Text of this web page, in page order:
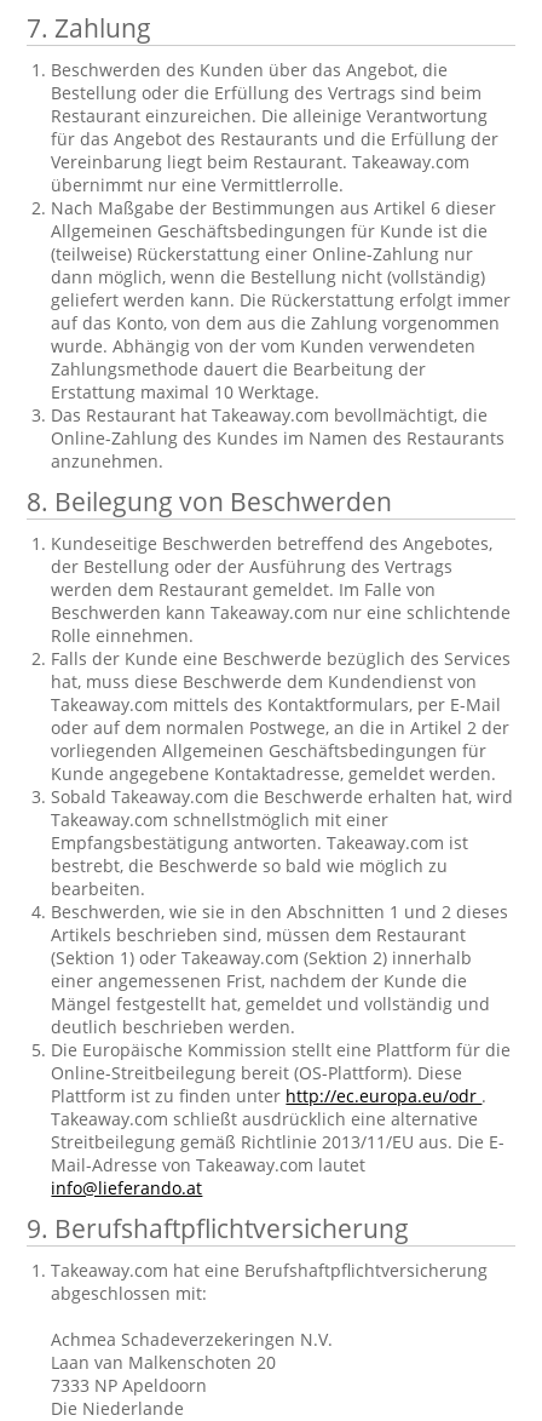
7. Zahlung
Beschwerden des Kunden über das Angebot, die
Bestellung oder die Erfüllung des Vertrags sind beim
Restaurant einzureichen. Die alleinige Verantwortung
für das Angebot des Restaurants und die Erfüllung der
Vereinbarung liegt beim Restaurant. Takeaway.com
übernimmt nur eine Vermittlerrolle.
Nach Maßgabe der Bestimmungen aus Artikel 6 dieser
Allgemeinen Geschäftsbedingungen für Kunde ist die
(teilweise) Rückerstattung einer Online-Zahlung nur
dann möglich, wenn die Bestellung nicht (vollständig)
geliefert werden kann. Die Rückerstattung erfolgt immer
auf das Konto, von dem aus die Zahlung vorgenommen
wurde. Abhängig von der vom Kunden verwendeten
Zahlungsmethode dauert die Bearbeitung der
Erstattung maximal 10 Werktage.
Das Restaurant hat Takeaway.com bevollmächtigt, die
Online-Zahlung des Kundes im Namen des Restaurants
anzunehmen.
8. Beilegung von Beschwerden
Kundeseitige Beschwerden betreffend des Angebotes,
der Bestellung oder der Ausführung des Vertrags
werden dem Restaurant gemeldet. Im Falle von
Beschwerden kann Takeaway.com nur eine schlichtende
Rolle einnehmen.
Falls der Kunde eine Beschwerde bezüglich des Services
hat, muss diese Beschwerde dem Kundendienst von
Takeaway.com mittels des Kontaktformulars, per E-Mail
oder auf dem normalen Postwege, an die in Artikel 2 der
vorliegenden Allgemeinen Geschäftsbedingungen für
Kunde angegebene Kontaktadresse, gemeldet werden.
Sobald Takeaway.com die Beschwerde erhalten hat, wird
Takeaway.com schnellstmöglich mit einer
Empfangsbestätigung antworten. Takeaway.com ist
bestrebt, die Beschwerde so bald wie möglich zu
bearbeiten.
Beschwerden, wie sie in den Abschnitten 1 und 2 dieses
Artikels beschrieben sind, müssen dem Restaurant
(Sektion 1) oder Takeaway.com (Sektion 2) innerhalb
einer angemessenen Frist, nachdem der Kunde die
Mängel festgestellt hat, gemeldet und vollständig und
deutlich beschrieben werden.
Die Europäische Kommission stellt eine Plattform für die
Online-Streitbeilegung bereit (OS-Plattform). Diese
Plattform ist zu finden unter http://ec.europa.eu/odr .
Takeaway.com schließt ausdrücklich eine alternative
Streitbeilegung gemäß Richtlinie 2013/11/EU aus. Die E-
Mail-Adresse von Takeaway.com lautet
info@lieferando.at
9. Berufshaftpflichtversicherung
Takeaway.com hat eine Berufshaftpflichtversicherung
abgeschlossen mit:
Achmea Schadeverzekeringen N.V.
Laan van Malkenschoten 20
7333 NP Apeldoorn
Die Niederlande